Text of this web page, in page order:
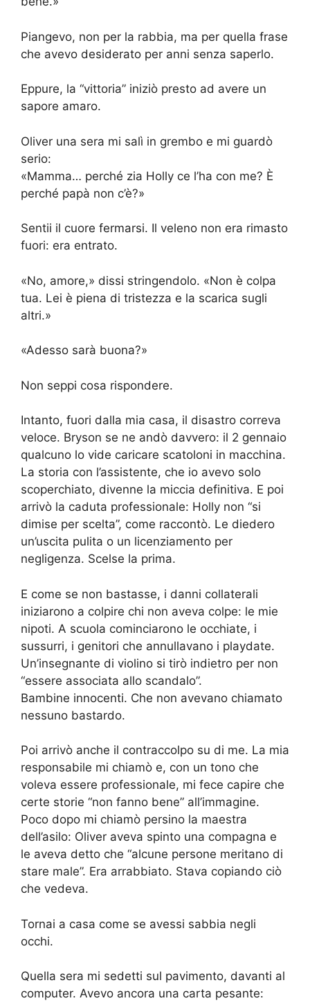
Piangevo, non per la rabbia, ma per quella frase
che avevo desiderato per anni senza saperlo.
Eppure, la “vittoria” iniziò presto ad avere un
sapore amaro.
Oliver una sera mi salì in grembo e mi guardò
serio:
«Mamma… perché zia Holly ce l’ha con me? È
perché papà non c’è?»
Sentii il cuore fermarsi. Il veleno non era rimasto
fuori: era entrato.
«No, amore,» dissi stringendolo. «Non è colpa
tua. Lei è piena di tristezza e la scarica sugli
altri.»
«Adesso sarà buona?»
Non seppi cosa rispondere.
Intanto, fuori dalla mia casa, il disastro correva
veloce. Bryson se ne andò davvero: il 2 gennaio
qualcuno lo vide caricare scatoloni in macchina.
La storia con l’assistente, che io avevo solo
scoperchiato, divenne la miccia definitiva. E poi
arrivò la caduta professionale: Holly non “si
dimise per scelta”, come raccontò. Le diedero
un’uscita pulita o un licenziamento per
negligenza. Scelse la prima.
E come se non bastasse, i danni collaterali
iniziarono a colpire chi non aveva colpe: le mie
nipoti. A scuola cominciarono le occhiate, i
sussurri, i genitori che annullavano i playdate.
Un’insegnante di violino si tirò indietro per non
“essere associata allo scandalo”.
Bambine innocenti. Che non avevano chiamato
nessuno bastardo.
Poi arrivò anche il contraccolpo su di me. La mia
responsabile mi chiamò e, con un tono che
voleva essere professionale, mi fece capire che
certe storie “non fanno bene” all’immagine.
Poco dopo mi chiamò persino la maestra
dell’asilo: Oliver aveva spinto una compagna e
le aveva detto che “alcune persone meritano di
stare male”. Era arrabbiato. Stava copiando ciò
che vedeva.
Tornai a casa come se avessi sabbia negli
occhi.
Quella sera mi sedetti sul pavimento, davanti al
computer. Avevo ancora una carta pesante: